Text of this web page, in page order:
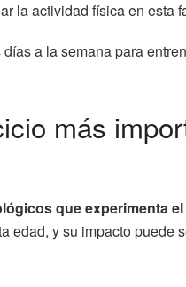
la actividad física en esta
a la semana para
más
que experimenta
edad, y su impacto puede